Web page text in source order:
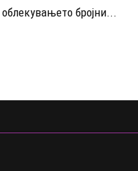
облекувањето бројни...